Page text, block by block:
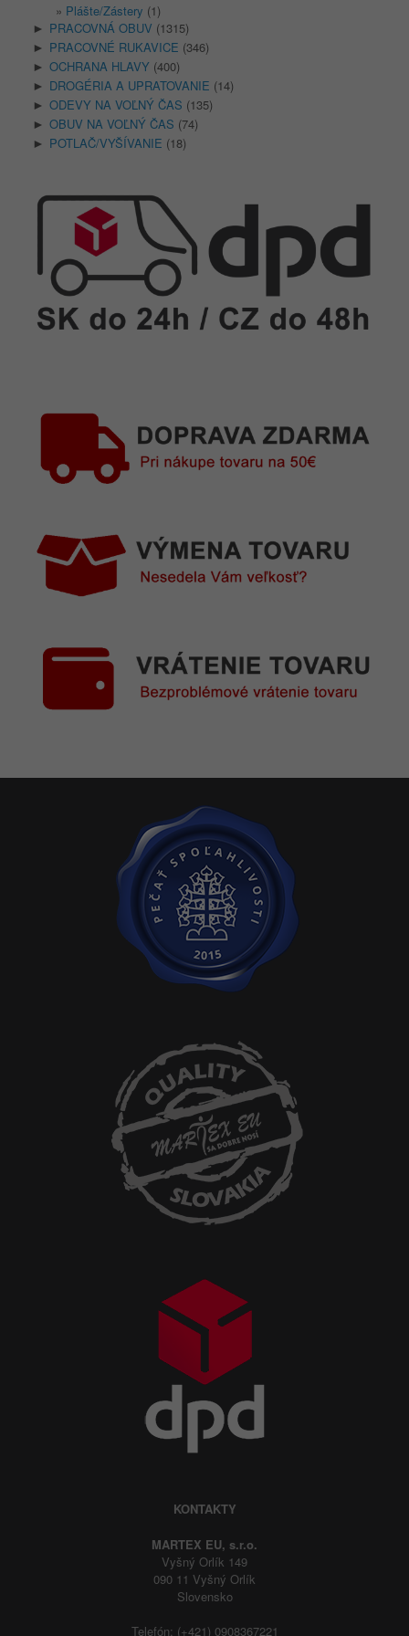
Plášte/Zástery (1)
► PRACOVNÁ OBUV (1315)
► PRACOVNÉ RUKAVICE (346)
► OCHRANA HLAVY (400)
► DROGÉRIA A UPRATOVANIE (14)
► ODEVY NA VOĽNÝ ČAS (135)
► OBUV NA VOĽNÝ ČAS (74)
► POTLAČ/VYŠÍVANIE (18)
KONTAKTY
MARTEX EU, s.r.o.
Vyšný Orlík 149
090 11 Vyšný Orlík
Slovensko
Telefón: (+421) 0908367221